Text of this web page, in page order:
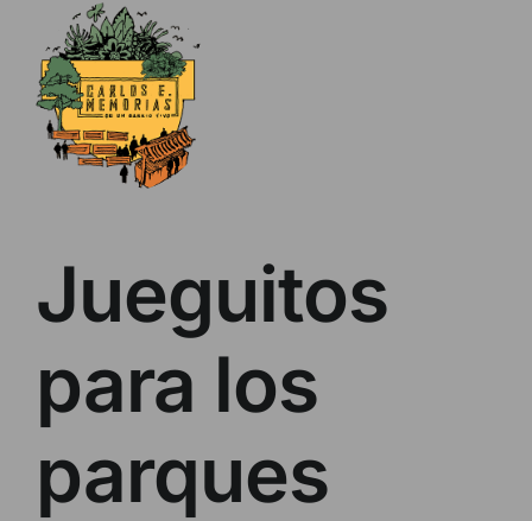
content
Jueguitos
para los
parques